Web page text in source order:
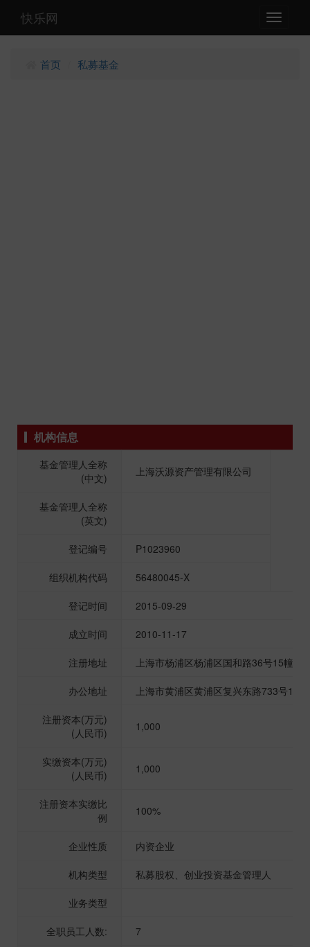
Toggle
快乐网
首页 私募基金
机构信息
基金管理人全称
(中文)
上海沃源资产管理有限公司
基金管理人全称
(英文)
登记编号 P1023960
组织机构代码 56480045-X
登记时间 2015-09-29
成立时间 2010-11-17
注册地址 上海市杨浦区杨浦区国和路36号15幢
办公地址 上海市黄浦区黄浦区复兴东路733号
注册资本(万元)
(人民币)
1,000
实缴资本(万元)
(人民币)
1,000
注册资本实缴比
例
100%
企业性质 内资企业
机构类型 私募股权、创业投资基金管理人
业务类型
全职员工人数: 7